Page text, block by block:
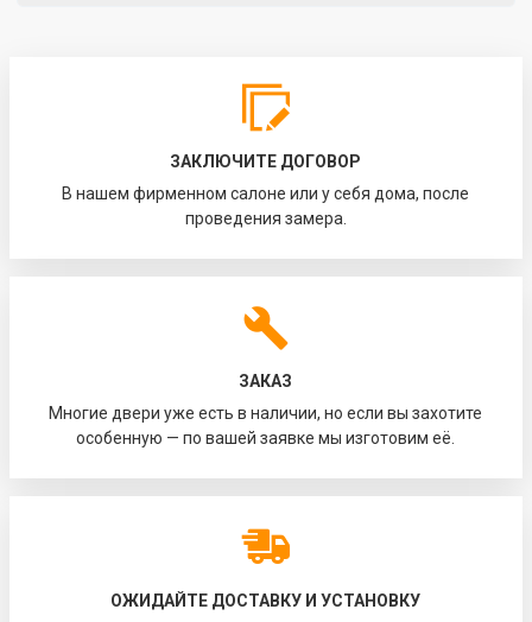
ЗАКЛЮЧИТЕ ДОГОВОР
В нашем фирменном салоне или у себя дома, после
проведения замера.
ЗАКАЗ
Многие двери уже есть в наличии, но если вы захотите
особенную — по вашей заявке мы изготовим её.
ОЖИДАЙТЕ ДОСТАВКУ И УСТАНОВКУ